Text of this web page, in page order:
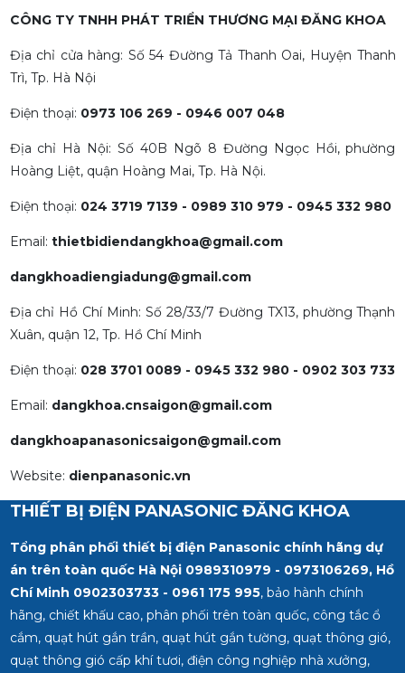
CÔNG TY TNHH PHÁT TRIỂN THƯƠNG MẠI ĐĂNG KHOA
Địa chỉ cửa hàng: Số 54 Đường Tả Thanh Oai, Huyện Thanh
Trì, Tp. Hà Nội
Điện thoại: 0973 106 269 - 0946 007 048
Địa chỉ Hà Nội: Số 40B Ngõ 8 Đường Ngọc Hồi, phường
Hoàng Liệt, quận Hoàng Mai, Tp. Hà Nội.
Điện thoại: 024 3719 7139 - 0989 310 979 - 0945 332 980
Email: thietbidiendangkhoa@gmail.com
dangkhoadiengiadung@gmail.com
Địa chỉ Hồ Chí Minh: Số 28/33/7 Đường TX13, phường Thạnh
Xuân, quận 12, Tp. Hồ Chí Minh
Điện thoại: 028 3701 0089 - 0945 332 980 - 0902 303 733
Email: dangkhoa.cnsaigon@gmail.com
dangkhoapanasonicsaigon@gmail.com
Website: dienpanasonic.vn
THIẾT BỊ ĐIỆN PANASONIC ĐĂNG KHOA
Tổng phân phối thiết bị điện Panasonic chính hãng dự
án trên toàn quốc Hà Nội 0989310979 - 0973106269, Hồ
Chí Minh 0902303733 - 0961 175 995, bảo hành chính
hãng, chiết khấu cao, phân phối trên toàn quốc, công tắc ổ
cắm, quạt hút gắn trần, quạt hút gắn tường, quạt thông gió,
quạt thông gió cấp khí tươi, điện công nghiệp nhà xưởng,